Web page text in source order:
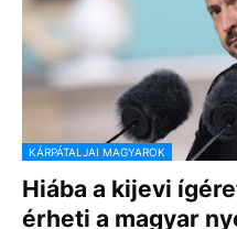
KÁRPÁTALJAI MAGYAROK
Hiába a kijevi
érheti a magyar